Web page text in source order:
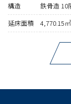
構造
鉄骨造 10
延床面積
4,770.15㎡